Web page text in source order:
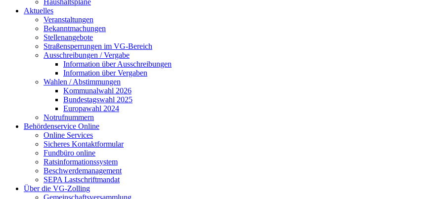
Haushaltspläne
Aktuelles
Veranstaltungen
Bekanntmachungen
Stellenangebote
Straßensperrungen im VG-Bereich
Ausschreibungen / Vergabe
Information über Ausschreibungen
Information über Vergaben
Wahlen / Abstimmungen
Kommunalwahl 2026
Bundestagswahl 2025
Europawahl 2024
Notrufnummern
Behördenservice Online
Online Services
Sicheres Kontaktformular
Fundbüro online
Ratsinformationssystem
Beschwerdemanagement
SEPA Lastschriftmandat
Über die VG-Zolling
Gemeinschaftsversammlung